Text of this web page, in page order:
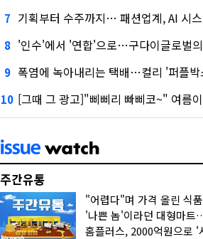
7 기획부터 수주까지… 패션업계, AI 시스템화
8 '인수'에서 '연합'으로…구다이글로벌의 새로운 투
9 폭염에 녹아내리는 택배…컬리 '퍼플박스' 대안
10 [그때 그 광고]"삐삐리 빠삐코~" 여름이면 생각나는 그
주간유통